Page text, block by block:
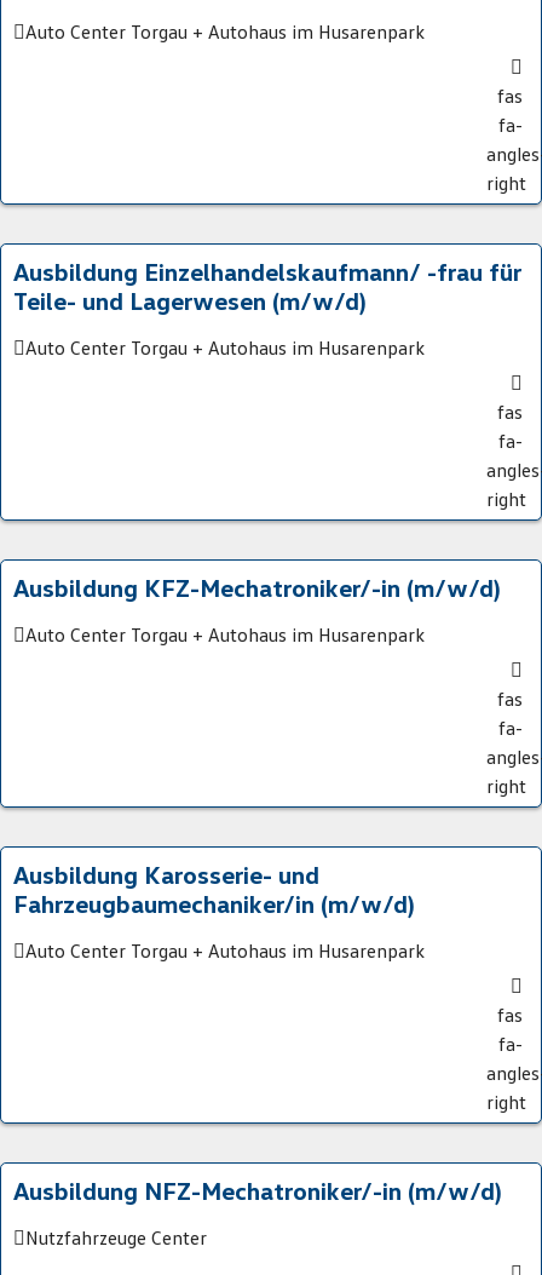
Auto Center Torgau + Autohaus im Husarenpark
fas
fa-
right
Ausbildung Einzelhandelskaufmann/ -frau für
Teile- und Lagerwesen (m/w/d)
Auto Center Torgau + Autohaus im Husarenpark
fas
fa-
right
Ausbildung KFZ-Mechatroniker/-in (m/w/d)
Auto Center Torgau + Autohaus im Husarenpark
fas
fa-
right
Ausbildung Karosserie- und
Fahrzeugbaumechaniker/in (m/w/d)
Auto Center Torgau + Autohaus im Husarenpark
fas
fa-
right
Ausbildung NFZ-Mechatroniker/-in (m/w/d)
Nutzfahrzeuge Center